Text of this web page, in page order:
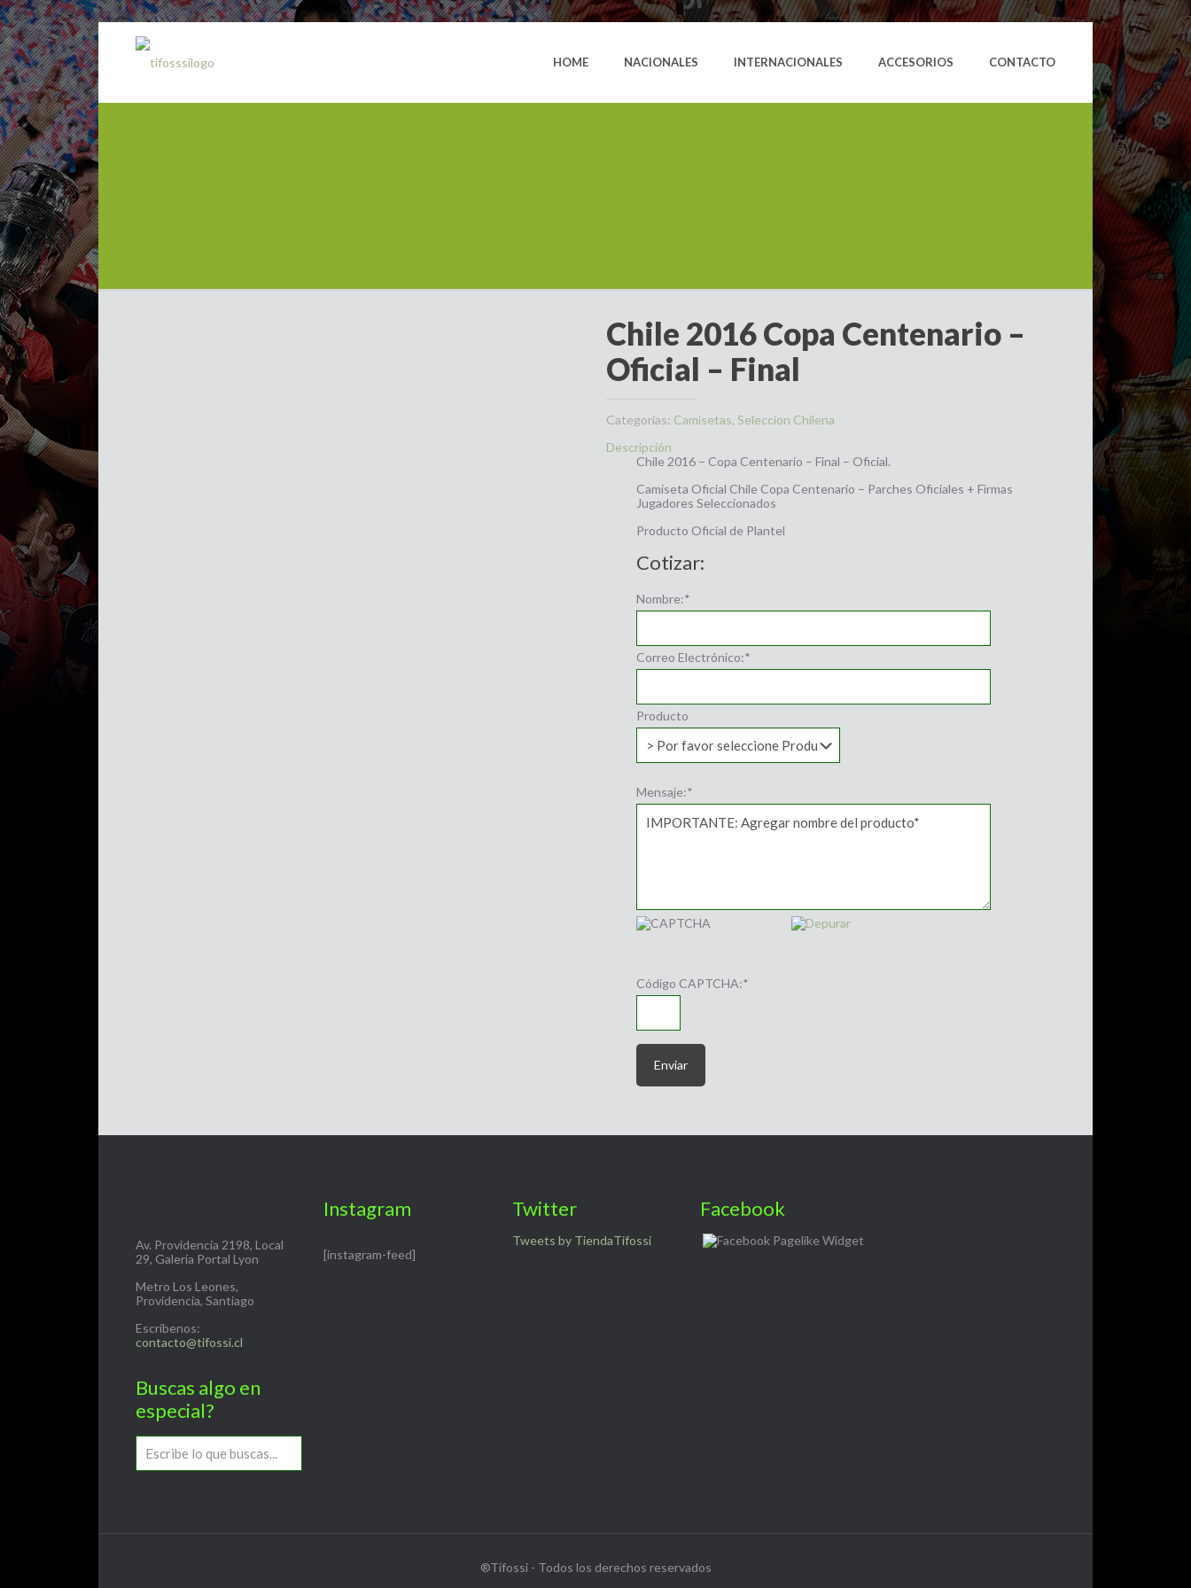
HOME NACIONALES INTERNACIONALES ACCESORIOS CONTACTO
Chile 2016 Copa Centenario –
Oficial – Final
Categorías: Camisetas, Seleccion Chilena
Descripción
Chile 2016 – Copa Centenario – Final – Oficial.
Camiseta Oficial Chile Copa Centenario – Parches Oficiales + Firmas
Jugadores Seleccionados
Producto Oficial de Plantel
Cotizar:
Nombre:*
Correo Electrónico:*
Producto
Mensaje:*
Código CAPTCHA:*
Av. Providencia 2198, Local
29, Galería Portal Lyon
Metro Los Leones,
Providencia, Santiago
Escríbenos:
contacto@tifossi.cl
Buscas algo en
especial?
Instagram
[instagram-feed]
Twitter
Tweets by TiendaTifossi
Facebook
®Tifossi - Todos los derechos reservados